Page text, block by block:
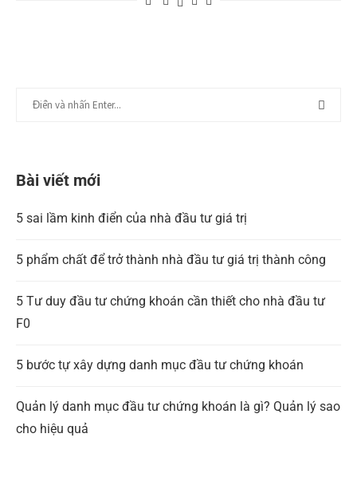
Bài viết mới
5 sai lầm kinh điển của nhà đầu tư giá trị
5 phẩm chất để trở thành nhà đầu tư giá trị thành công
5 Tư duy đầu tư chứng khoán cần thiết cho nhà đầu tư
F0
5 bước tự xây dựng danh mục đầu tư chứng khoán
Quản lý danh mục đầu tư chứng khoán là gì? Quản lý sao
cho hiệu quả